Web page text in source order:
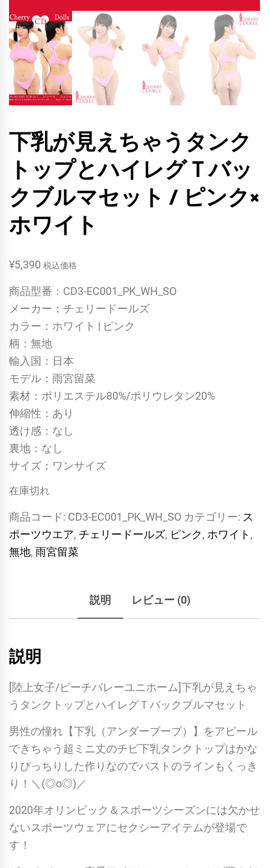
下乳が見えちゃうタンク
トップとハイレグＴバッ
クブルマセット / ピンク×
ホワイト
¥5,390 税込価格
商品型番：CD3-EC001_PK_WH_SO
メーカー：チェリードールズ
カラー：ホワイト | ピンク
柄：無地
輸入国：日本
モデル：雨宮留菜
素材：ポリエステル80%/ポリウレタン20%
伸縮性：あり
透け感：なし
裏地：なし
サイズ：ワンサイズ
在庫切れ
商品コード: CD3-EC001_PK_WH_SO カテゴリー: ス
ポーツウエア, チェリードールズ, ピンク, ホワイト ,
無地, 雨宮留菜
説明 レビュー (0)
説明
[陸上女子/ビーチバレーユニホーム]下乳が見えちゃ
うタンクトップとハイレグＴバックブルマセット
男性の憧れ【下乳（アンダーブーブ）】をアピール
できちゃう超ミニ丈のチビ下乳タンクトップはかな
りぴっちりした作りなのでバストのラインもくっき
り！＼(◎o◎)／
2020年オリンピック＆スポーツシーズンには欠かせ
ないスポーツウェアにセクシーアイテムが登場で
す！